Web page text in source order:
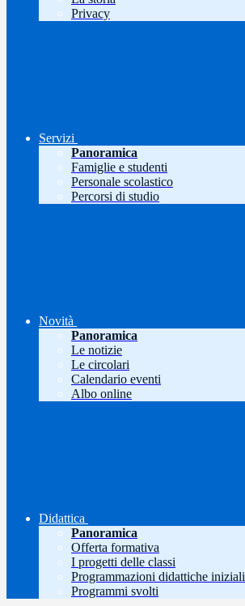
Privacy
Servizi
Panoramica
Famiglie e studenti
Personale scolastico
Percorsi di studio
Novità
Panoramica
Le notizie
Le circolari
Calendario eventi
Albo online
Didattica
Panoramica
Offerta formativa
I progetti delle classi
Programmazioni didattiche iniziali
Programmi svolti